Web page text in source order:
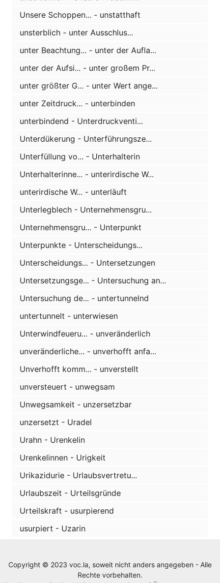
Unsere Schoppen... - unstatthaft
unsterblich - unter Ausschlus...
unter Beachtung... - unter der Aufla...
unter der Aufsi... - unter großem Pr...
unter größter G... - unter Wert ange...
unter Zeitdruck... - unterbinden
unterbindend - Unterdruckventi...
Unterdükerung - Unterführungsze...
Unterfüllung vo... - Unterhalterin
Unterhalterinne... - unterirdische W...
unterirdische W... - unterläuft
Unterlegblech - Unternehmensgru...
Unternehmensgru... - Unterpunkt
Unterpunkte - Unterscheidungs...
Unterscheidungs... - Untersetzungen
Untersetzungsge... - Untersuchung an...
Untersuchung de... - untertunnelnd
untertunnelt - unterwiesen
Unterwindfeueru... - unveränderlich
unveränderliche... - unverhofft anfa...
Unverhofft komm... - unverstellt
unversteuert - unwegsam
Unwegsamkeit - unzersetzbar
unzersetzt - Uradel
Urahn - Urenkelin
Urenkelinnen - Urigkeit
Urikazidurie - Urlaubsvertretu...
Urlaubszeit - Urteilsgründe
Urteilskraft - usurpierend
usurpiert - Uzarin
Copyright © 2023 voc.la, soweit nicht anders angegeben - Alle
Rechte vorbehalten.